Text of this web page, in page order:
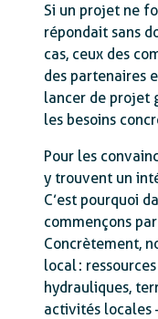
Si un projet ne
répondait sans
cas, ceux des
des partenaires
lancer de projet
les besoins
Pour les
y trouvent un
C’est pourquoi
commençons
Concrètement,
local :
hydrauliques,
activités locales